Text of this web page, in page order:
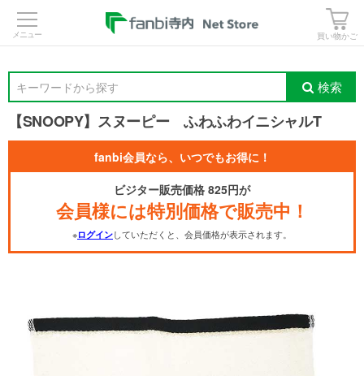
買い物かご
キーワードから探す 検索
【SNOOPY】スヌーピー ふわふわイニシャルT
fanbi会員なら、いつでもお得に！
ビジター販売価格 825円が
会員様には特別価格で販売中！
※ログインしていただくと、会員価格が表示されます。